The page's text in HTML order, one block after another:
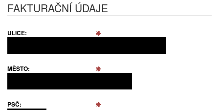
FAKTURAČNÍ ÚDAJE
ULICE:
MĚSTO:
PSČ: